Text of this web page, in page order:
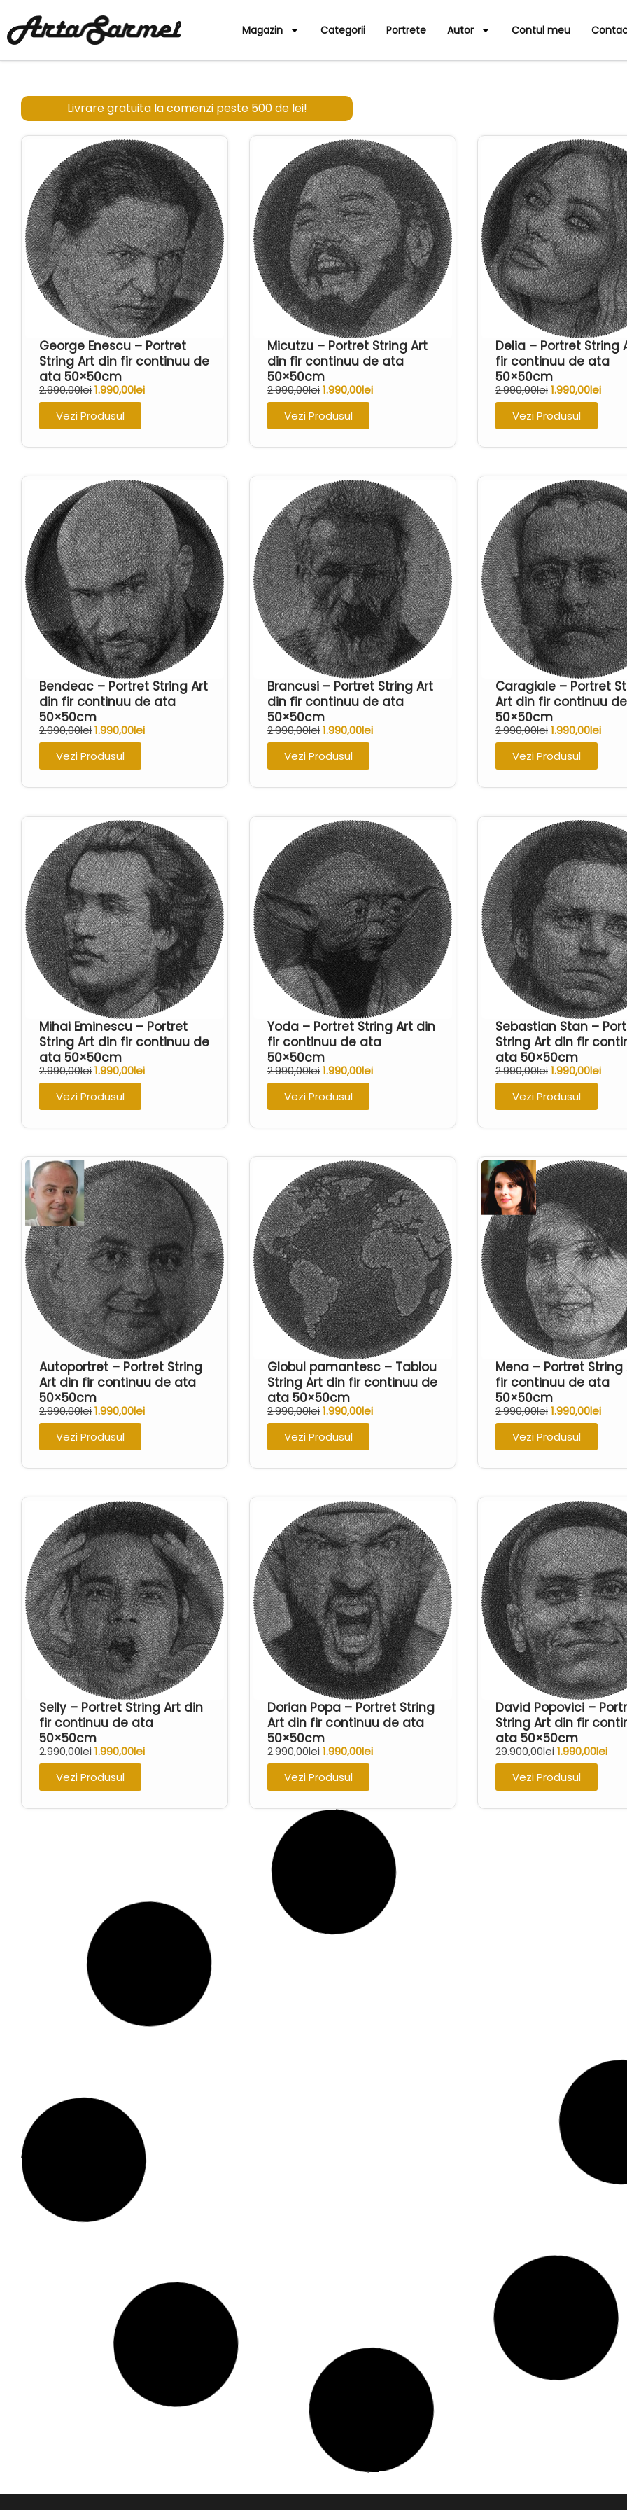
Magazin Categorii Portrete Autor Contul meu
Livrare gratuita la comenzi peste 500 de lei!
George Enescu – Portret
String Art din fir continuu de
ata 50×50cm
2.990,00lei1.990,00lei
Vezi Produsul
Micutzu – Portret String Art
din fir continuu de ata
50×50cm
2.990,00lei1.990,00lei
Vezi Produsul
Delia – Portret String
fir continuu de ata
50×50cm
2.990,00lei1.990,00lei
Vezi Produsul
Bendeac – Portret String Art
din fir continuu de ata
50×50cm
2.990,00lei1.990,00lei
Vezi Produsul
Brancusi – Portret String Art
din fir continuu de ata
50×50cm
2.990,00lei1.990,00lei
Vezi Produsul
Caragiale – Portret
Art din fir continuu
50×50cm
2.990,00lei1.990,00lei
Vezi Produsul
Mihai Eminescu – Portret
String Art din fir continuu de
ata 50×50cm
2.990,00lei1.990,00lei
Vezi Produsul
Yoda – Portret String Art din
fir continuu de ata
50×50cm
2.990,00lei1.990,00lei
Vezi Produsul
Sebastian Stan –
String Art din fir
ata 50×50cm
2.990,00lei1.990,00lei
Vezi Produsul
Autoportret – Portret String
Art din fir continuu de ata
50×50cm
2.990,00lei1.990,00lei
Vezi Produsul
Globul pamantesc – Tablou
String Art din fir continuu de
ata 50×50cm
2.990,00lei1.990,00lei
Vezi Produsul
Mena – Portret String
fir continuu de ata
50×50cm
2.990,00lei1.990,00lei
Vezi Produsul
Selly – Portret String Art din
fir continuu de ata
50×50cm
2.990,00lei1.990,00lei
Vezi Produsul
Dorian Popa – Portret String
Art din fir continuu de ata
50×50cm
2.990,00lei1.990,00lei
Vezi Produsul
David Popovici –
String Art din fir
ata 50×50cm
29.900,00lei1.990,00lei
Vezi Produsul